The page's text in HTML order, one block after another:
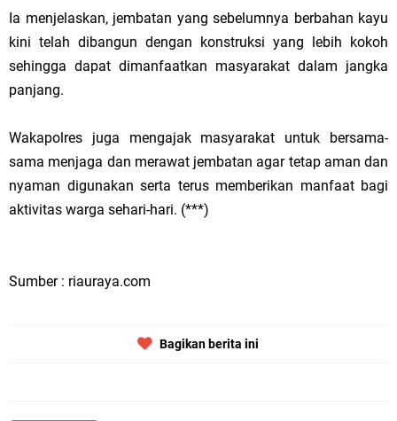
Ia menjelaskan, jembatan yang sebelumnya berbahan kayu
kini telah dibangun dengan konstruksi yang lebih kokoh
sehingga dapat dimanfaatkan masyarakat dalam jangka
panjang.
Wakapolres juga mengajak masyarakat untuk bersama-
sama menjaga dan merawat jembatan agar tetap aman dan
nyaman digunakan serta terus memberikan manfaat bagi
aktivitas warga sehari-hari. (***)
Sumber : riauraya.com
Bagikan berita ini